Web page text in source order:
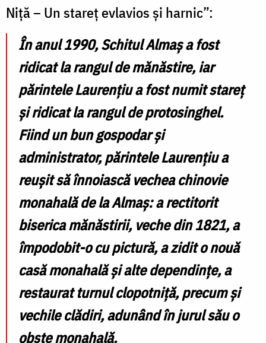
Niță – Un stareț evlavios și harnic”:
În anul 1990, Schitul Almaș a fost
ridicat la rangul de mănăstire, iar
părintele Laurențiu a fost numit stareț
și ridicat la rangul de protosinghel.
Fiind un bun gospodar și
administrator, părintele Laurențiu a
reușit să înnoiască vechea chinovie
monahală de la Almaș: a rectitorit
biserica mănăstirii, veche din 1821, a
împodobit-o cu pictură, a zidit o nouă
casă monahală și alte dependințe, a
restaurat turnul clopotniță, precum și
vechile clădiri, adunând în jurul său o
obște monahală.